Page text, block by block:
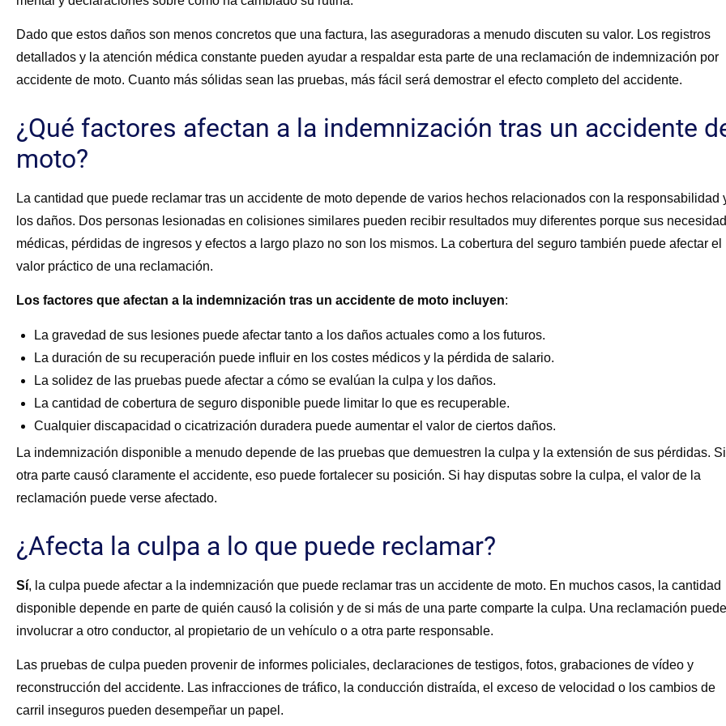
Dado que estos daños son menos concretos que una factura, las aseguradoras a menudo discuten su valor. Los registros
detallados y la atención médica constante pueden ayudar a respaldar esta parte de una reclamación de indemnización por
accidente de moto. Cuanto más sólidas sean las pruebas, más fácil será demostrar el efecto completo del accidente.
¿Qué factores afectan a la indemnización tras un accidente
moto?
La cantidad que puede reclamar tras un accidente de moto depende de varios hechos relacionados con la responsabilidad
los daños. Dos personas lesionadas en colisiones similares pueden recibir resultados muy diferentes porque sus
médicas, pérdidas de ingresos y efectos a largo plazo no son los mismos. La cobertura del seguro también puede afectar el
valor práctico de una reclamación.
Los factores que afectan a la indemnización tras un accidente de moto incluyen:
La gravedad de sus lesiones puede afectar tanto a los daños actuales como a los futuros.
La duración de su recuperación puede influir en los costes médicos y la pérdida de salario.
La solidez de las pruebas puede afectar a cómo se evalúan la culpa y los daños.
La cantidad de cobertura de seguro disponible puede limitar lo que es recuperable.
Cualquier discapacidad o cicatrización duradera puede aumentar el valor de ciertos daños.
La indemnización disponible a menudo depende de las pruebas que demuestren la culpa y la extensión de sus pérdidas. Si
otra parte causó claramente el accidente, eso puede fortalecer su posición. Si hay disputas sobre la culpa, el valor de la
reclamación puede verse afectado.
¿Afecta la culpa a lo que puede reclamar?
Sí, la culpa puede afectar a la indemnización que puede reclamar tras un accidente de moto. En muchos casos, la cantidad
disponible depende en parte de quién causó la colisión y de si más de una parte comparte la culpa. Una reclamación puede
involucrar a otro conductor, al propietario de un vehículo o a otra parte responsable.
Las pruebas de culpa pueden provenir de informes policiales, declaraciones de testigos, fotos, grabaciones de vídeo y
reconstrucción del accidente. Las infracciones de tráfico, la conducción distraída, el exceso de velocidad o los cambios de
carril inseguros pueden desempeñar un papel.